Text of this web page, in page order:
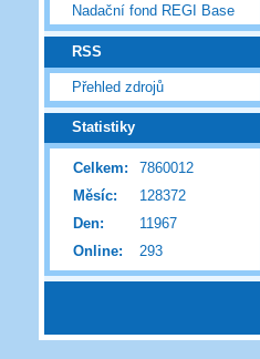
Nadační fond REGI Base
RSS
Přehled zdrojů
Statistiky
Online: 293
Celkem:
7860012
Měsíc:
128372
Den:
11967